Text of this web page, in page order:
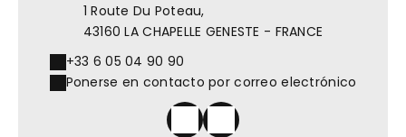
1 Route Du Poteau,
43160 LA CHAPELLE GENESTE - FRANCE
+33 6 05 04 90 90
Ponerse en contacto por correo electrónico